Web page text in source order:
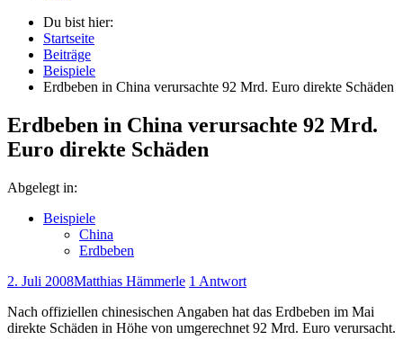
Du bist hier:
Startseite
Beiträge
Beispiele
Erdbeben in China verursachte 92 Mrd. Euro direkte Schäden
Erdbeben in China verursachte 92 Mrd.
Euro direkte Schäden
Abgelegt in:
Beispiele
China
Erdbeben
2. Juli 2008Matthias Hämmerle 1 Antwort
Nach offiziellen chinesischen Angaben hat das Erdbeben im Mai
direkte Schäden in Höhe von umgerechnet 92 Mrd. Euro verursacht.